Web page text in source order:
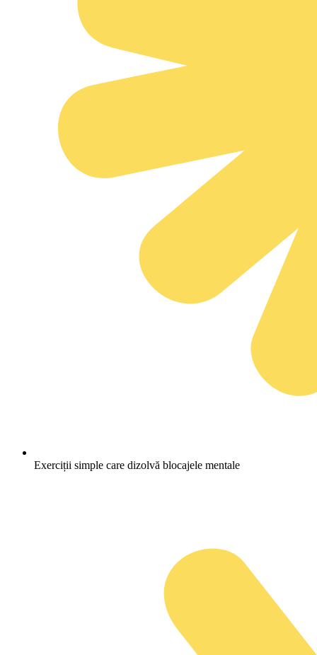
Exerciții simple care dizolvă blocajele mentale